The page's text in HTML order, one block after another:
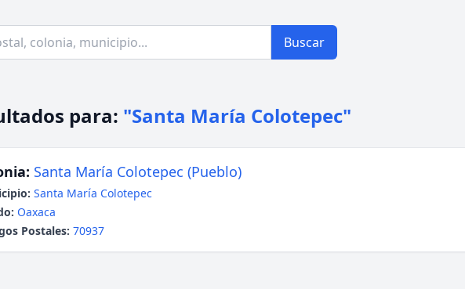
Buscar
para: "Santa María Colotepec"
Santa María Colotepec (Pueblo)
Santa María Colotepec
Oaxaca
Postales: 70937